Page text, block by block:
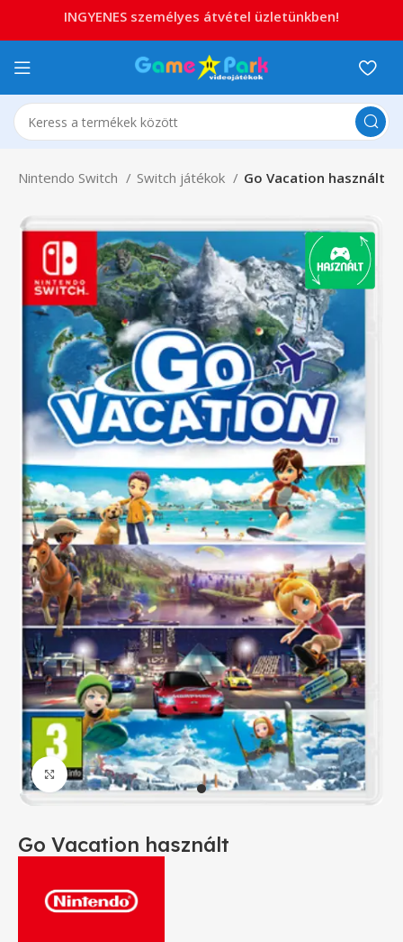
Nintendo Switch Switch játékok Go Vacation használt
Click to enlarge
Go Vacation használt
INGYENES személyes átvétel üzletünkben!